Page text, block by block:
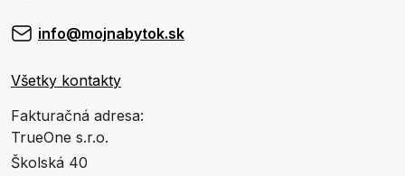
info@mojnabytok.sk
Všetky kontakty
Fakturačná adresa:
TrueOne s.r.o.
Školská 40